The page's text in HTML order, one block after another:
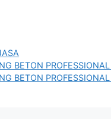
BETON
BETON